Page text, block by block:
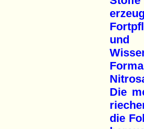
Die
die